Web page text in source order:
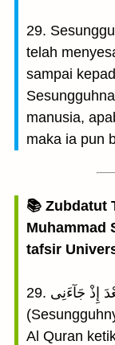
29.
telah
sampai
manusia,
maka ia pun
📚 Zubdatut
Muhammad
tafsir
29. لَّقَدْ أَضَلَّنِى عَنِ الذِّكْرِ بعْدَ إِذْ جَآءَنِى ۗ
Al Quran